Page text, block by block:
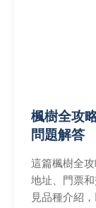
楓樹全攻
問題解答
這篇楓樹全
地址、門票
見品種介紹